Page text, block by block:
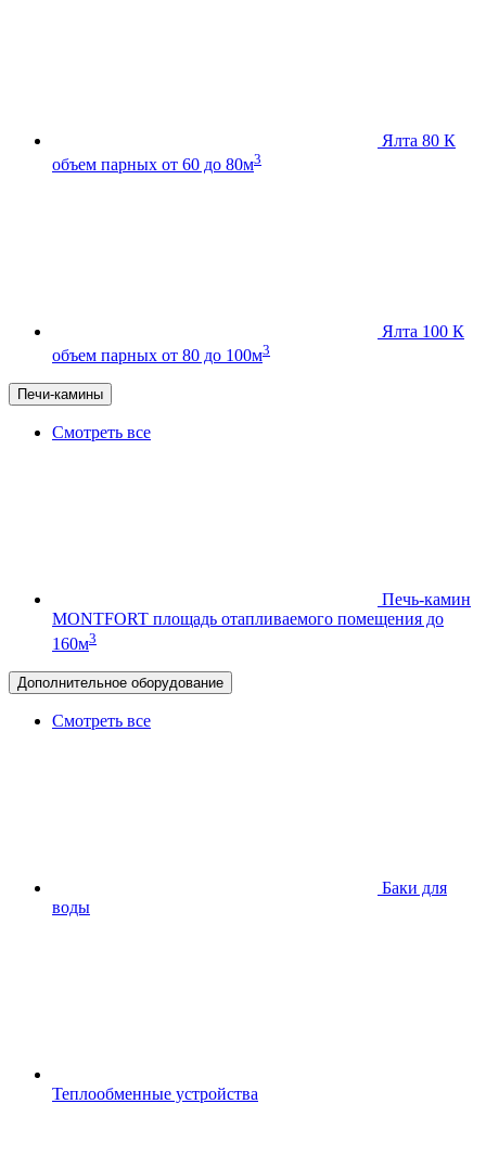
Ялта 80 К
объем парных от 60 до 80м3
Ялта 100 К
объем парных от 80 до 100м3
Печи-камины
Смотреть все
Печь-камин
MONTFORT площадь отапливаемого помещения до
160м3
Дополнительное оборудование
Смотреть все
Баки для
воды
Теплообменные устройства